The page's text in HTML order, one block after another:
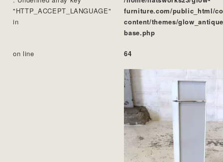
"HTTP_ACCEPT_LANGUAGE"
in
furniture.com/public_html/
content/themes/
base.php
on line 64